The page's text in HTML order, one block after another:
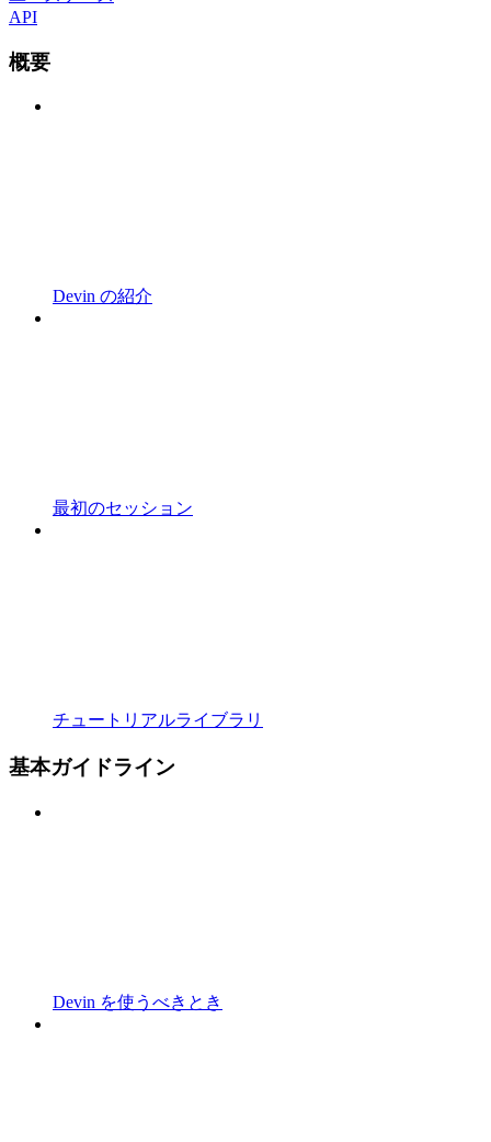
API
概要
Devin の紹介
最初のセッション
チュートリアルライブラリ
基本ガイドライン
Devin を使うべきとき